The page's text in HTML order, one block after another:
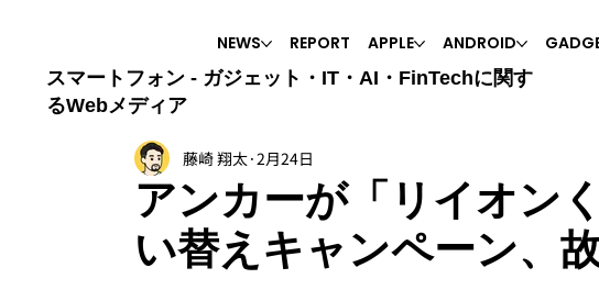
スマートフォン - ガジェット・IT・AI・FinTechに関す
るWebメディア
NEWS REPORT APPLE ANDROID
アンカーが「リイオン
い替えキャンペーン、
藤崎 翔太 2月24日